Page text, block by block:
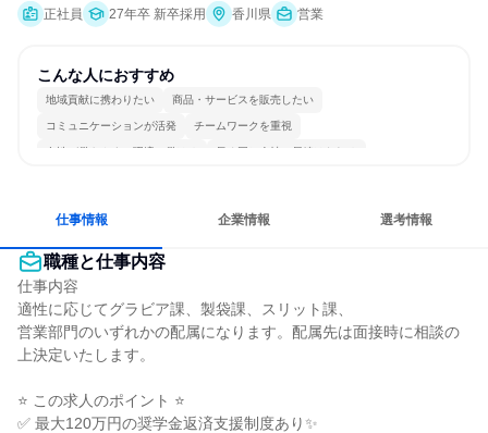
正社員
27年卒 新卒採用 香川県 営業
こんな人におすすめ
地域貢献に携わりたい 商品・サービスを販売したい
コミュニケーションが活発 チームワークを重視
女性が働きやすい環境で働ける 長く同じ会社に居続けられる
仕事情報 企業情報 選考情報
職種と仕事内容
仕事内容
適性に応じてグラビア課、製袋課、スリット課、
営業部門のいずれかの配属になります。配属先は面接時に相談の
上決定いたします。
⭐ この求人のポイント ⭐
✅ 最大120万円の奨学金返済支援制度あり✨